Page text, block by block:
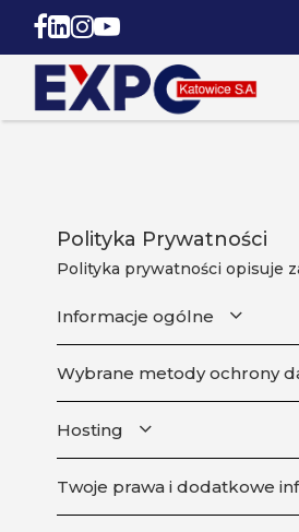
Polityka Prywatności
Polityka prywatności opisuje
Informacje ogólne
Wybrane metody ochrony
Hosting
Twoje prawa i dodatkowe